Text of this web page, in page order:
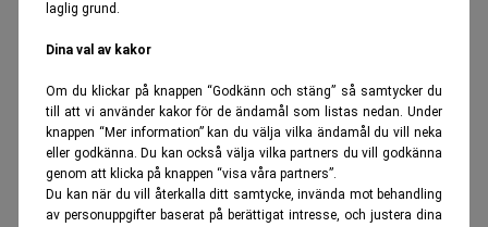
laglig grund.
Dina val av kakor
Om du klickar på knappen “Godkänn och stäng” så samtycker du
till att vi använder kakor för de ändamål som listas nedan. Under
knappen “Mer information” kan du välja vilka ändamål du vill neka
eller godkänna. Du kan också välja vilka partners du vill godkänna
genom att klicka på knappen “visa våra partners”.
Du kan när du vill återkalla ditt samtycke, invända mot behandling
av personuppgifter baserat på berättigat intresse, och justera dina